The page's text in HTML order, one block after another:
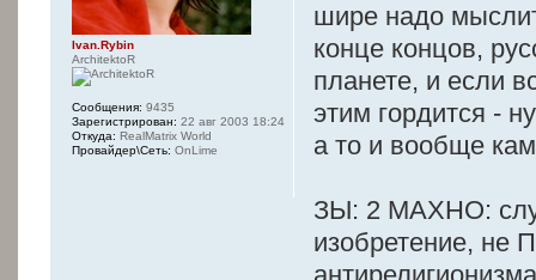
шире надо
конце концов,
планете, и если
этим гордится -
а то и вообще
ЗЫ: 2 MAXHO:
изобретение,
Ivan.Rybin
ArchitektoR
Сообщения: 9435
Зарегистрирован: 22 авг 2003 18:24
Откуда: RealMatrix World
Провайдер\Сеть: OnLime